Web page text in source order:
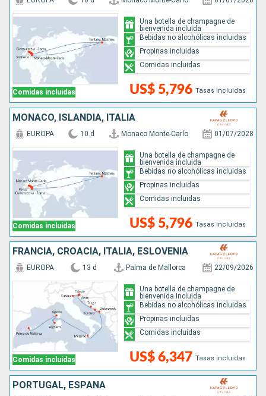
Comidas incluidas US$ 5,796 Tasas incluidas
Una botella de champagne de
bienvenida incluida
Bebidas no alcohólicas incluidas
Propinas incluidas
Comidas incluidas
MONACO, ISLANDIA, ITALIA
Comidas incluidas
EUROPA 10 d Monaco Monte-Carlo 01/07/2028
US$ 5,796 Tasas incluidas
Una botella de champagne de
bienvenida incluida
Bebidas no alcohólicas incluidas
Propinas incluidas
Comidas incluidas
FRANCIA, CROACIA, ITALIA, ESLOVENIA
Comidas incluidas
EUROPA 13 d Palma de Mallorca 22/09/2026
US$ 6,347 Tasas incluidas
Una botella de champagne de
bienvenida incluida
Bebidas no alcohólicas incluidas
Propinas incluidas
Comidas incluidas
PORTUGAL, ESPAÑA